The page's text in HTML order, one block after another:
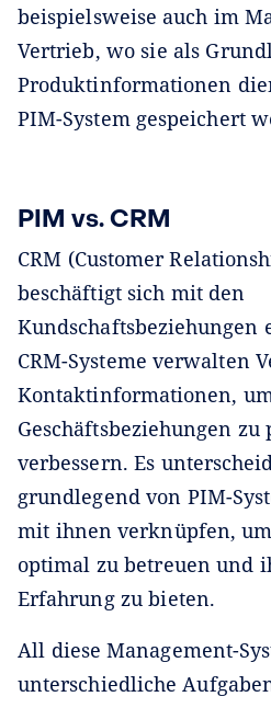
beispielsweise auch im
Vertrieb, wo sie als
Produktinformationen
PIM-System gespeichert
PIM vs. CRM
CRM (Customer
beschäftigt sich mit den
Kundschaftsbeziehungen
CRM-Systeme verwalten
Kontaktinformationen,
Geschäftsbeziehungen
verbessern. Es
grundlegend von PIM-
mit ihnen verknüpfen,
optimal zu betreuen und
Erfahrung zu bieten.
All diese Management-
unterschiedliche